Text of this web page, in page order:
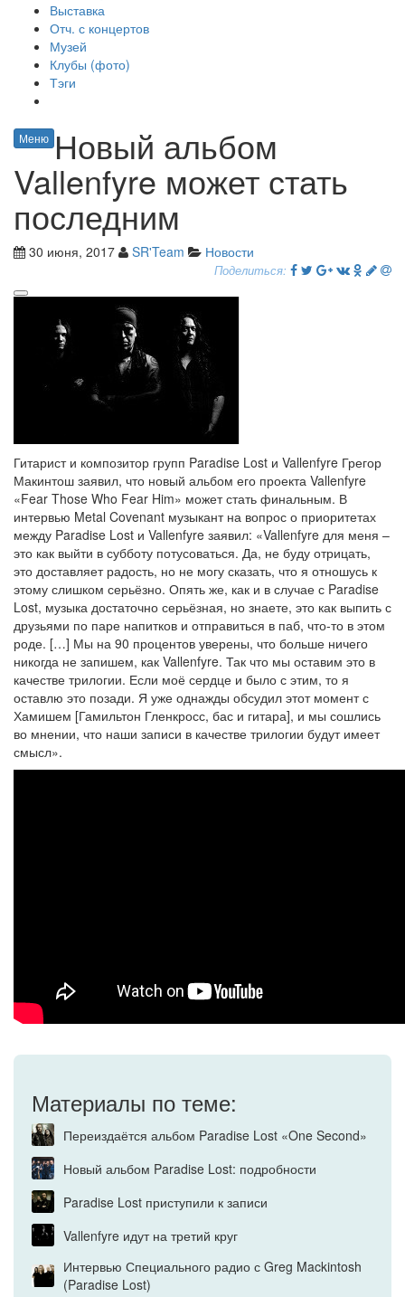
Выставка
Отч. с концертов
Музей
Клубы (фото)
Тэги
Меню Новый альбом
Vallenfyre может стать
последним
30 июня, 2017 SR'Team Новости
Поделиться:
Гитарист и композитор групп Paradise Lost и Vallenfyre Грегор
Макинтош заявил, что новый альбом его проекта Vallenfyre
«Fear Those Who Fear Him» может стать финальным. В
интервью Metal Covenant музыкант на вопрос о приоритетах
между Paradise Lost и Vallenfyre заявил: «Vallenfyre для меня –
это как выйти в субботу потусоваться. Да, не буду отрицать,
это доставляет радость, но не могу сказать, что я отношусь к
этому слишком серьёзно. Опять же, как и в случае с Paradise
Lost, музыка достаточно серьёзная, но знаете, это как выпить с
друзьями по паре напитков и отправиться в паб, что-то в этом
роде. […] Мы на 90 процентов уверены, что больше ничего
никогда не запишем, как Vallenfyre. Так что мы оставим это в
качестве трилогии. Если моё сердце и было с этим, то я
оставлю это позади. Я уже однажды обсудил этот момент с
Хамишем [Гамильтон Гленкросс, бас и гитара], и мы сошлись
во мнении, что наши записи в качестве трилогии будут имеет
смысл».
Материалы по теме:
Переиздаётся альбом Paradise Lost «One Second»
Новый альбом Paradise Lost: подробности
Paradise Lost приступили к записи
Vallenfyre идут на третий круг
Интервью Специального радио с Greg Mackintosh
(Paradise Lost)